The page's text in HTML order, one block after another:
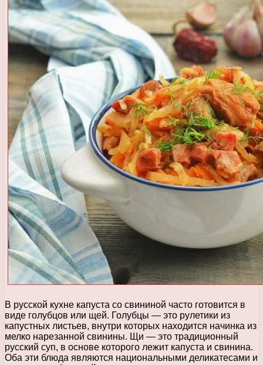
В русской кухне капуста со свининой часто готовится в
виде голубцов или щей. Голубцы — это рулетики из
капустных листьев, внутри которых находится начинка из
мелко нарезанной свинины. Щи — это традиционный
русский суп, в основе которого лежит капуста и свинина.
Оба эти блюда являются национальными деликатесами и